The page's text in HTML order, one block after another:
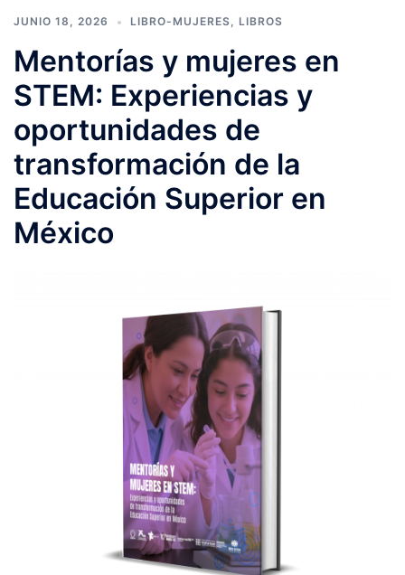
JUNIO 18, 2026 LIBRO-MUJERES, LIBROS
Mentorías y mujeres en
STEM: Experiencias y
oportunidades de
transformación de la
Educación Superior en
México